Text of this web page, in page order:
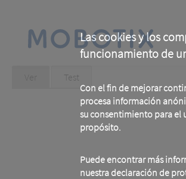
Las cookies y los
funcionamiento de
Con el fin de mejorar
procesa información
su consentimiento para el
propósito.
Puede encontrar más
nuestra declaración de
content
Primary
Ver Test